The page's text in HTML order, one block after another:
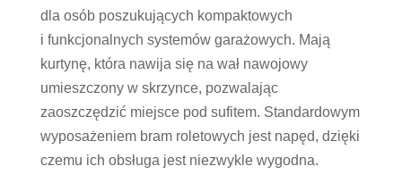
dla osób poszukujących kompaktowych
i funkcjonalnych systemów garażowych. Mają
kurtynę, która nawija się na wał nawojowy
umieszczony w skrzynce, pozwalając
zaoszczędzić miejsce pod sufitem. Standardowym
wyposażeniem bram roletowych jest napęd, dzięki
czemu ich obsługa jest niezwykle wygodna.